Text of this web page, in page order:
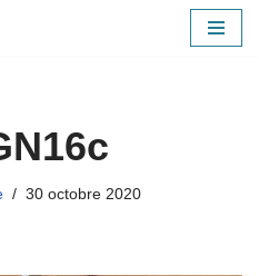
30 octobre 2020